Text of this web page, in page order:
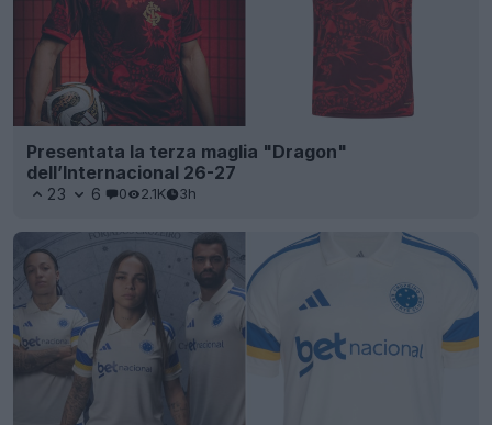
Presentata la terza maglia "Dragon"
dell’Internacional 26-27
23 6 0 2.1K 3h